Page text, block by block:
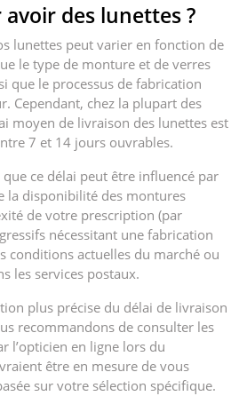
des lunettes ?
lunettes peut varier en fonction de
le type de monture et de verres
que le processus de fabrication
Cependant, chez la plupart des
moyen de livraison des lunettes est
7 et 14 jours ouvrables.
ce délai peut être influencé par
la disponibilité des montures
de votre prescription (par
nécessitant une fabrication
conditions actuelles du marché ou
les services postaux.
plus précise du délai de livraison
recommandons de consulter les
l’opticien en ligne lors du
être en mesure de vous
sur votre sélection spécifique.